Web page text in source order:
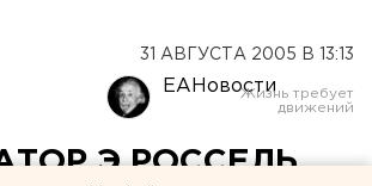
31 АВГУСТА 2005 В 13:13
ЕАНовости
Э.РОССЕЛЬ